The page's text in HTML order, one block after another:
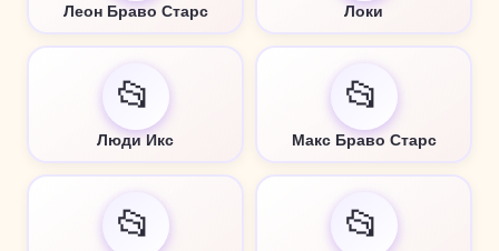
Леон Браво Старс Локи
📂
Люди Икс
📂
Макс Браво Старс
📂 📂